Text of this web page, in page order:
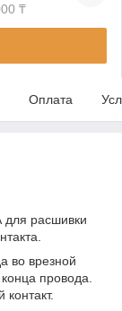
₸
Оплата
для расшивки
во врезной
провода.